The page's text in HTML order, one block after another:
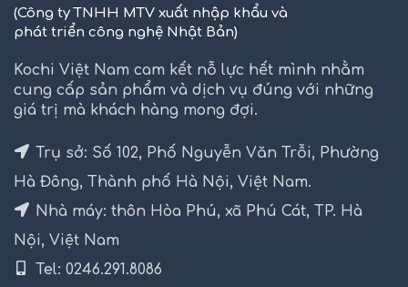
(Công ty TNHH MTV xuất nhập khẩu và
phát triển công nghệ Nhật Bản)
Kochi Việt Nam cam kết nỗ lực hết mình nhằm
cung cấp sản phẩm và dịch vụ đúng với những
giá trị mà khách hàng mong đợi.
Trụ sở: Số 102, Phố Nguyễn Văn Trỗi, Phường
Hà Đông, Thành phố Hà Nội, Việt Nam.
Nhà máy: thôn Hòa Phú, xã Phú Cát, TP. Hà
Nội, Việt Nam
Tel: 0246.291.8086